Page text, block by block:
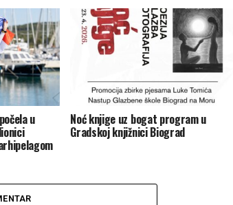
u Noć knjige uz bogat program u
Gradskoj knjižnici Biograd